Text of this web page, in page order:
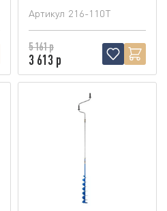
Артикул 216-110T
5 161 р
3 613 р